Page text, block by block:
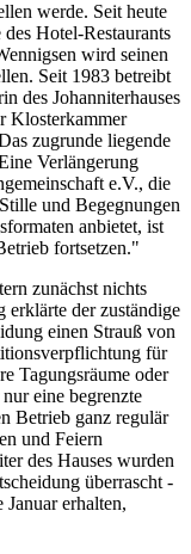
werde. Seit heute
Hotel-Restaurants
wird seinen
Seit 1983 betreibt
des Johanniterhauses
Klosterkammer
zugrunde liegende
Verlängerung
e.V., die
und Begegnungen
anbietet, ist
fortsetzen."
zunächst nichts
erklärte der zuständige
einen Strauß von
für
Tagungsräume oder
eine begrenzte
Betrieb ganz regulär
und Feiern
des Hauses wurden
überrascht -
erhalten,